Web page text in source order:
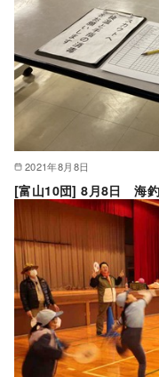
2021年8月8日
[富山10団] 8月8日 海